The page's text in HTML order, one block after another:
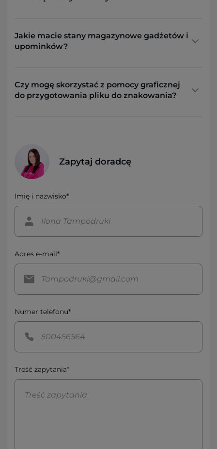
Jakie macie stany magazynowe gadżetów i
upominków?
Czy mogę skorzystać z pomocy graficznej
do przygotowania pliku do znakowania?
Zapytaj doradcę
Imię i nazwisko*
Adres e-mail*
Numer telefonu*
Treść zapytania*